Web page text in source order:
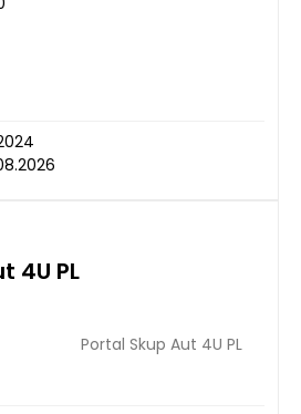
4U PL
Portal Skup Aut 4U PL